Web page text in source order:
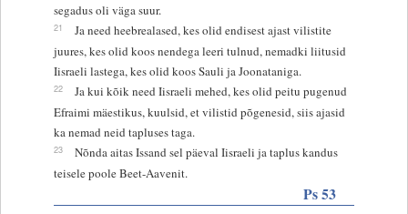
segadus oli väga suur.
21
Ja need heebrealased, kes olid endisest ajast vilistite
juures, kes olid koos nendega leeri tulnud, nemadki liitusid
Iisraeli lastega, kes olid koos Sauli ja Joonataniga.
22
Ja kui kõik need Iisraeli mehed, kes olid peitu pugenud
Efraimi mäestikus, kuulsid, et vilistid põgenesid, siis ajasid
ka nemad neid tapluses taga.
23
Nõnda aitas Issand sel päeval Iisraeli ja taplus kandus
teisele poole Beet-Aavenit.
Ps 53